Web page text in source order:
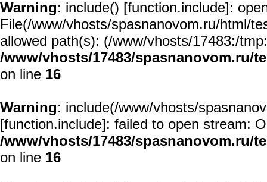
Warning: include() [function.include]:
File(/www/vhosts/spasnanovom.ru/html/
allowed path(s): (/www/vhosts/17483:/
/www/vhosts/17483/spasnanovom.ru/
on line 16
Warning: include(/www/vhosts/
[function.include]: failed to open stream:
/www/vhosts/17483/spasnanovom.ru/
on line 16